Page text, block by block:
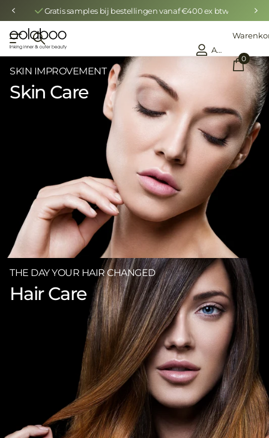
Gratis levering vanaf € 150,00
Anmelden
0
SKIN IMPROVEMENT
Skin Care
THE DAY YOUR HAIR CHANGED
Hair Care